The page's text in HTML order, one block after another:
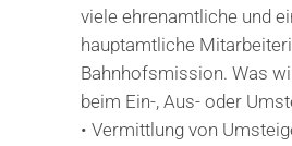
viele ehrenamtliche und
hauptamtliche
Bahnhofsmission. Was
beim Ein-, Aus- oder
• Vermittlung von